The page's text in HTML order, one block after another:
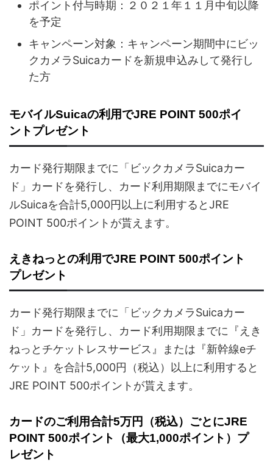
ポイント付与時期：２０２１年１１月中旬以降
を予定
キャンペーン対象：キャンペーン期間中にビッ
クカメラSuicaカードを新規申込みして発行し
た方
モバイルSuicaの利用でJRE POINT 500ポイ
ントプレゼント
カード発行期限までに「ビックカメラSuicaカー
ド」カードを発行し、カード利用期限までにモバイ
ルSuicaを合計5,000円以上に利用するとJRE
POINT 500ポイントが貰えます。
えきねっとの利用でJRE POINT 500ポイント
プレゼント
カード発行期限までに「ビックカメラSuicaカー
ド」カードを発行し、カード利用期限までに『えき
ねっとチケットレスサービス』または『新幹線eチ
ケット』を合計5,000円（税込）以上に利用すると
JRE POINT 500ポイントが貰えます。
カードのご利用合計5万円（税込）ごとにJRE
POINT 500ポイント（最大1,000ポイント）プ
レゼント